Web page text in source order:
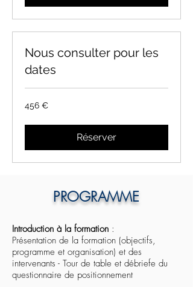
Nous consulter pour les
dates
euros
456 €
Réserver
PROGRAMME
Introduction à la formation :
Présentation de la formation (objectifs,
programme et organisation) et des
intervenants - Tour de table et débriefe du
questionnaire de positionnement